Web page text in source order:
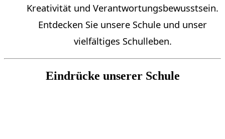
Kreativität und Verantwortungsbewusstsein.
Entdecken Sie unsere Schule und unser
vielfältiges Schulleben.
Eindrücke unserer Schule